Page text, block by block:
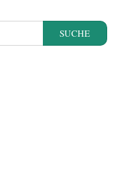
SUCHE